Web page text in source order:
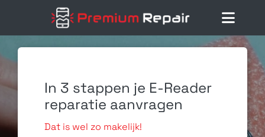
inhoud
Home
ReparatiesIn 3 stappen je E-Reader
reparatie aanvragen
Dat is wel zo makelijk!